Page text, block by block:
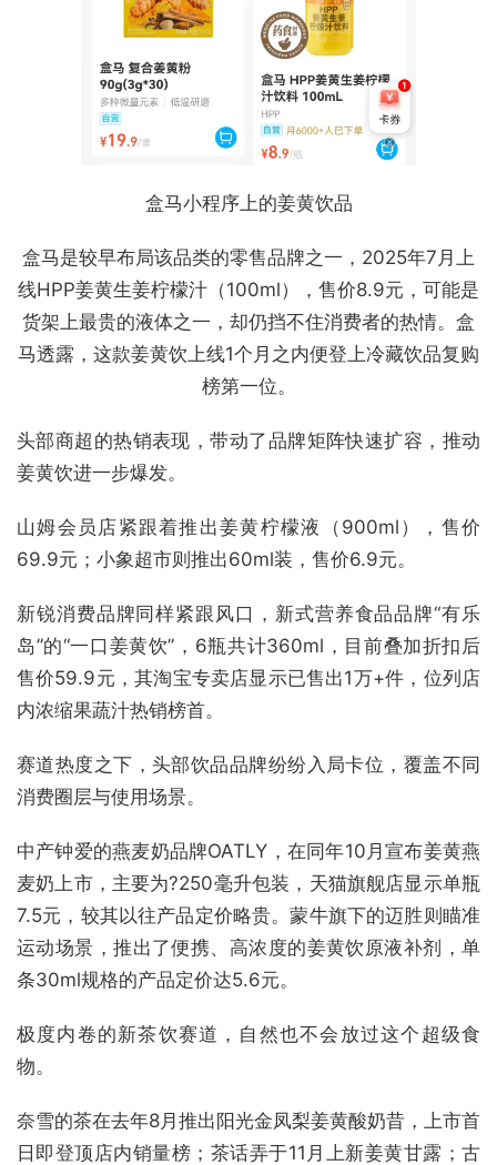
盒马小程序上的姜黄饮品
盒马是较早布局该品类的零售品牌之一，2025年7月上
线HPP姜黄生姜柠檬汁（100ml），售价8.9元，可能是
货架上最贵的液体之一，却仍挡不住消费者的热情。盒
马透露，这款姜黄饮上线1个月之内便登上冷藏饮品复购
榜第一位。
头部商超的热销表现，带动了品牌矩阵快速扩容，推动
姜黄饮进一步爆发。
山姆会员店紧跟着推出姜黄柠檬液（900ml），售价
69.9元；小象超市则推出60ml装，售价6.9元。
新锐消费品牌同样紧跟风口，新式营养食品品牌“有乐
岛”的“一口姜黄饮”，6瓶共计360ml，目前叠加折扣后
售价59.9元，其淘宝专卖店显示已售出1万+件，位列店
内浓缩果蔬汁热销榜首。
赛道热度之下，头部饮品品牌纷纷入局卡位，覆盖不同
消费圈层与使用场景。
中产钟爱的燕麦奶品牌OATLY，在同年10月宣布姜黄燕
麦奶上市，主要为?250毫升包装，天猫旗舰店显示单瓶
7.5元，较其以往产品定价略贵。蒙牛旗下的迈胜则瞄准
运动场景，推出了便携、高浓度的姜黄饮原液补剂，单
条30ml规格的产品定价达5.6元。
极度内卷的新茶饮赛道，自然也不会放过这个超级食
物。
奈雪的茶在去年8月推出阳光金凤梨姜黄酸奶昔，上市首
日即登顶店内销量榜；茶话弄于11月上新姜黄甘露；古